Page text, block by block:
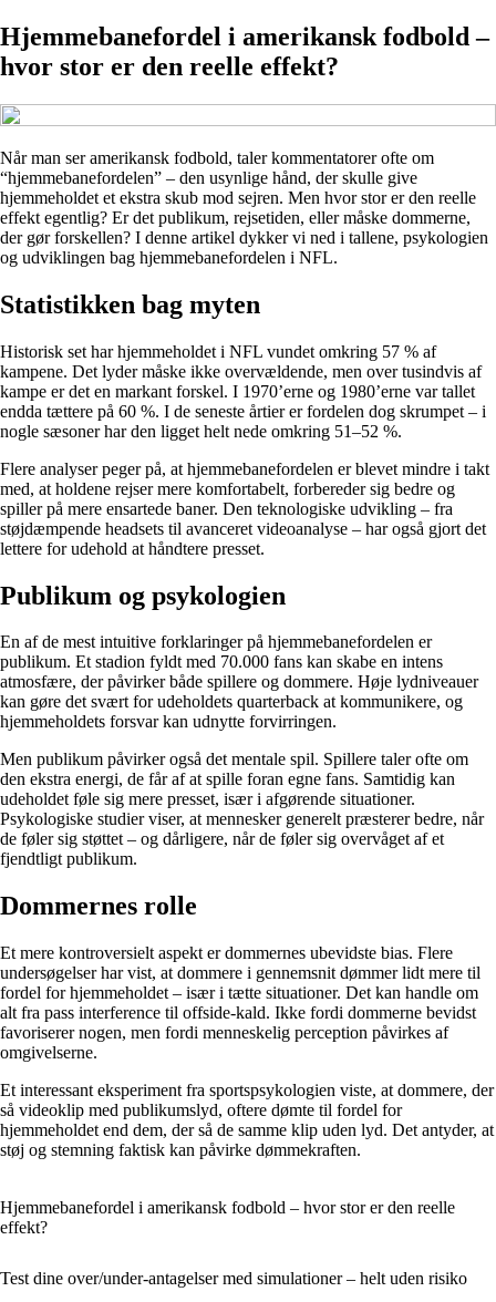
Hjemmebanefordel i amerikansk fodbold –
hvor stor er den reelle effekt?
Når man ser amerikansk fodbold, taler kommentatorer ofte om
“hjemmebanefordelen” – den usynlige hånd, der skulle give
hjemmeholdet et ekstra skub mod sejren. Men hvor stor er den reelle
effekt egentlig? Er det publikum, rejsetiden, eller måske dommerne,
der gør forskellen? I denne artikel dykker vi ned i tallene, psykologien
og udviklingen bag hjemmebanefordelen i NFL.
Statistikken bag myten
Historisk set har hjemmeholdet i NFL vundet omkring 57 % af
kampene. Det lyder måske ikke overvældende, men over tusindvis af
kampe er det en markant forskel. I 1970’erne og 1980’erne var tallet
endda tættere på 60 %. I de seneste årtier er fordelen dog skrumpet – i
nogle sæsoner har den ligget helt nede omkring 51–52 %.
Flere analyser peger på, at hjemmebanefordelen er blevet mindre i takt
med, at holdene rejser mere komfortabelt, forbereder sig bedre og
spiller på mere ensartede baner. Den teknologiske udvikling – fra
støjdæmpende headsets til avanceret videoanalyse – har også gjort det
lettere for udehold at håndtere presset.
Publikum og psykologien
En af de mest intuitive forklaringer på hjemmebanefordelen er
publikum. Et stadion fyldt med 70.000 fans kan skabe en intens
atmosfære, der påvirker både spillere og dommere. Høje lydniveauer
kan gøre det svært for udeholdets quarterback at kommunikere, og
hjemmeholdets forsvar kan udnytte forvirringen.
Men publikum påvirker også det mentale spil. Spillere taler ofte om
den ekstra energi, de får af at spille foran egne fans. Samtidig kan
udeholdet føle sig mere presset, især i afgørende situationer.
Psykologiske studier viser, at mennesker generelt præsterer bedre, når
de føler sig støttet – og dårligere, når de føler sig overvåget af et
fjendtligt publikum.
Dommernes rolle
Et mere kontroversielt aspekt er dommernes ubevidste bias. Flere
undersøgelser har vist, at dommere i gennemsnit dømmer lidt mere til
fordel for hjemmeholdet – især i tætte situationer. Det kan handle om
alt fra pass interference til offside-kald. Ikke fordi dommerne bevidst
favoriserer nogen, men fordi menneskelig perception påvirkes af
omgivelserne.
Et interessant eksperiment fra sportspsykologien viste, at dommere, der
så videoklip med publikumslyd, oftere dømte til fordel for
hjemmeholdet end dem, der så de samme klip uden lyd. Det antyder, at
støj og stemning faktisk kan påvirke dømmekraften.
Hjemmebanefordel i amerikansk fodbold – hvor stor er den reelle
effekt?
Test dine over/under-antagelser med simulationer – helt uden risiko